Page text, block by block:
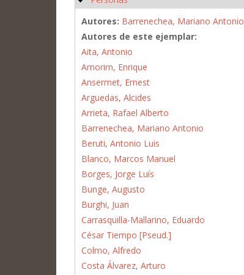
Autores: Barrenechea, Mariano Antonio
Autores de este ejemplar:
Aita, Antonio
Amorim, Enrique
Ansermet, Ernest
Arguedas, Alcides
Arrieta, Rafael Alberto
Barrenechea, Mariano Antonio
Beruti, Antonio Luis
Blanco, Marcos Manuel
Borges, Jorge Luís
Bunge, Augusto
Burghi, Juan
Carrasquilla-Mallarino, Eduardo
César Tiempo [Pseud.]
Colmo, Alfredo
Costa Álvarez, Arturo